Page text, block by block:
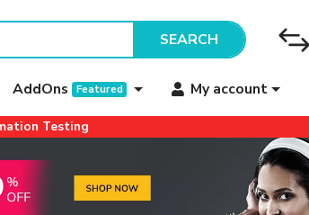
SEARCH
AddOns Featured My account
Testing